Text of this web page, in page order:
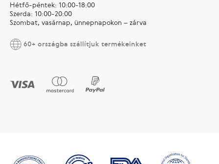
Hétfő-péntek: 10:00-18:00
Szerda: 10:00-20:00
Szombat, vasárnap, ünnepnapokon – zárva
60+ országba szállítjuk termékeinket